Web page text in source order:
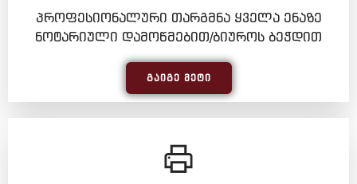
პროფესიონალური თარგმნა ყველა ენაზე
ნოტარიული დამოწმებით/ბიუროს ბეჭდით
ᲒᲐᲘᲒᲔ ᲛᲔᲢᲘ